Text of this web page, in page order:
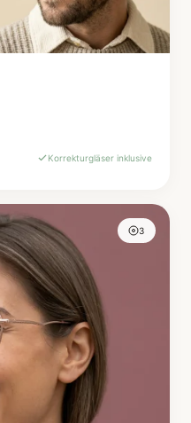
Korrekturgläser inklusive
3